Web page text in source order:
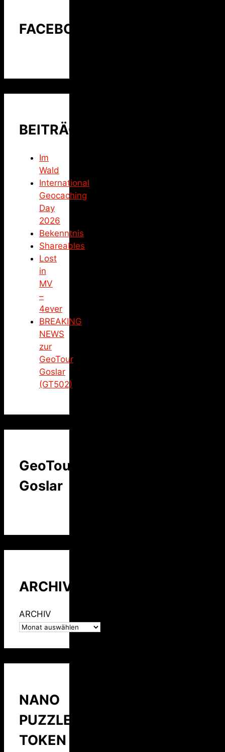
FACEBOOK
BEITRÄGE
Im
Wald
International
Geocaching
Day
2026
Bekenntnis
Shareables
Lost
in
MV
–
4ever
BREAKING
NEWS
zur
GeoTour
Goslar
(GT502)
GeoTour
Goslar
ARCHIV
ARCHIV
NANO
PUZZLE
TOKEN